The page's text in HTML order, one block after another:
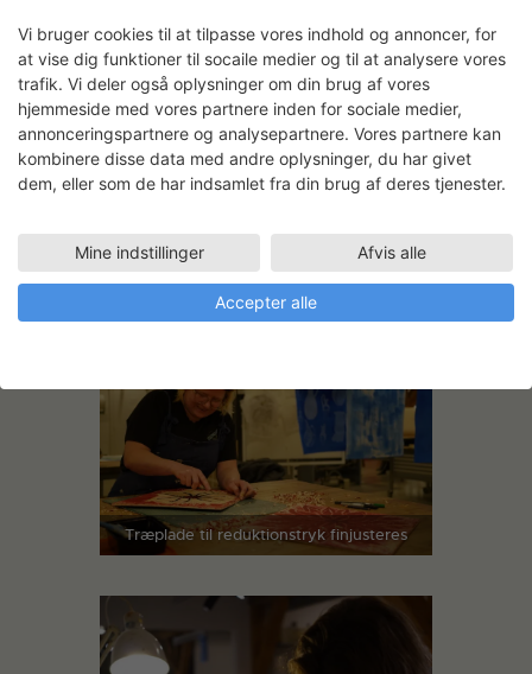
Skitser ophængt på grafisk værksted
Træplade til reduktionstryk finjusteres
Vi bruger cookies til at tilpasse vores indhold og annoncer, for
at vise dig funktioner til socaile medier og til at analysere vores
trafik. Vi deler også oplysninger om din brug af vores
hjemmeside med vores partnere inden for sociale medier,
annonceringspartnere og analysepartnere. Vores partnere kan
kombinere disse data med andre oplysninger, du har givet
dem, eller som de har indsamlet fra din brug af deres tjenester.
Mine indstillinger Afvis alle
Accepter alle